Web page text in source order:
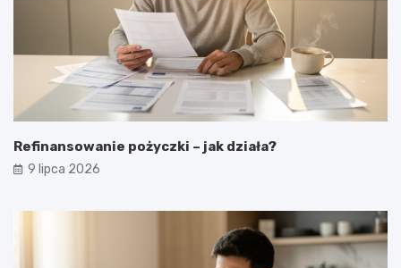
Refinansowanie pożyczki – jak działa?
9 lipca 2026